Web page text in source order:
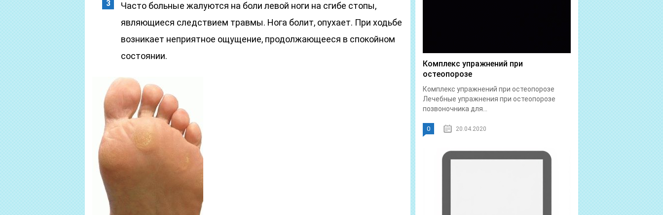
Часто больные жалуются на боли левой ноги на сгибе стопы,
являющиеся следствием травмы. Нога болит, опухает. При ходьбе
возникает неприятное ощущение, продолжающееся в спокойном
состоянии.
Комплекс упражнений при
остеопорозе
Комплекс упражнений при остеопорозе
Лечебные упражнения при остеопорозе
позвоночника для...
0 20.04.2020